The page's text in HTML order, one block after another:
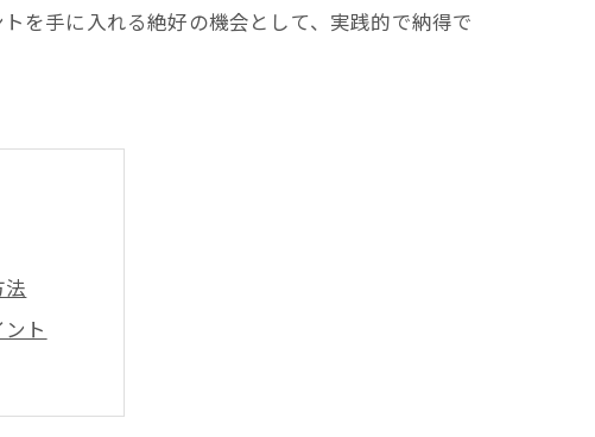
を手に入れる絶好の機会として、実践的で納得で
ト
説
つけ方